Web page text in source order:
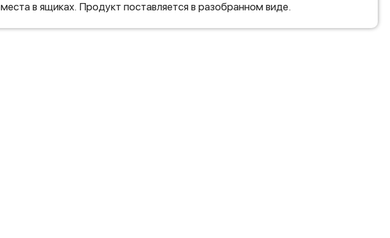
места в ящиках. Продукт поставляется в разобранном виде.